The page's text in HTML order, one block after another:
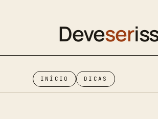
Deveser
INÍCIO DICAS